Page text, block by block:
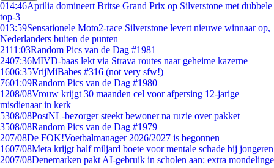
014:46Aprilia domineert Britse Grand Prix op Silverstone met dubbele
top-3
013:59Sensationele Moto2-race Silverstone levert nieuwe winnaar op,
Nederlanders buiten de punten
2111:03Random Pics van de Dag #1981
2407:36MIVD-baas lekt via Strava routes naar geheime kazerne
1606:35VrijMiBabes #316 (not very sfw!)
7601:09Random Pics van de Dag #1980
1208/08Vrouw krijgt 30 maanden cel voor afpersing 12-jarige
misdienaar in kerk
5308/08PostNL-bezorger steekt bewoner na ruzie over pakket
3508/08Random Pics van de Dag #1979
207/08De FOK!Voetbalmanager 2026/2027 is begonnen
1607/08Meta krijgt half miljard boete voor mentale schade bij jongeren
2007/08Denemarken pakt AI-gebruik in scholen aan: extra mondelinge